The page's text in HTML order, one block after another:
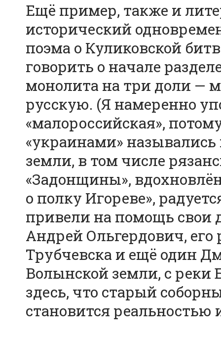
Ещё пример, также и
исторический
поэма о Куликовской
говорить о начале
монолита на три доли —
русскую. (Я намеренно
«малороссийская»,
«украинами»
земли, в том числе
«Задонщины»,
о полку Игореве»,
привели на помощь
Андрей Ольгердович,
Трубчевска и ещё один
Волынской земли, с реки
здесь, что старый
становится реальностью